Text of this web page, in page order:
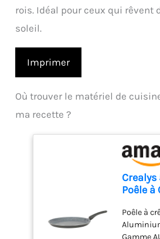
rois. Idéal pour ceux qui rêvent
soleil.
Imprimer
Où trouver le matériel de
ma recette ?
Poêle à
26cm -
Poêle à